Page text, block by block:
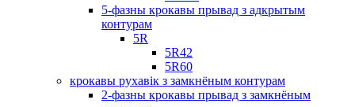
5-фазны крокавы прывад з адкрытым
контурам
5R
5R42
5R60
крокавы рухавік з замкнёным контурам
2-фазны крокавы прывад з замкнёным